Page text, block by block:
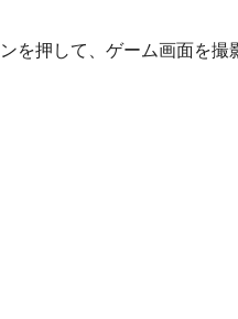
を押して、ゲーム画面を撮